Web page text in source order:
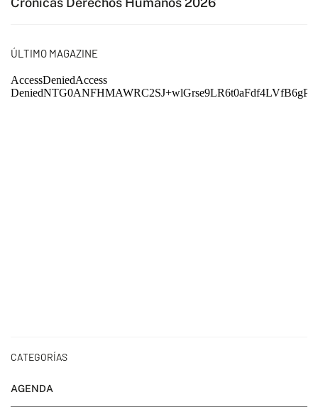
ÚLTIMO MAGAZINE
CATEGORÍAS
AGENDA